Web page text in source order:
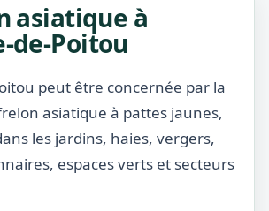
asiatique à
de-Poitou
peut être concernée par la
asiatique à pattes jaunes,
les jardins, haies, vergers,
espaces verts et secteurs